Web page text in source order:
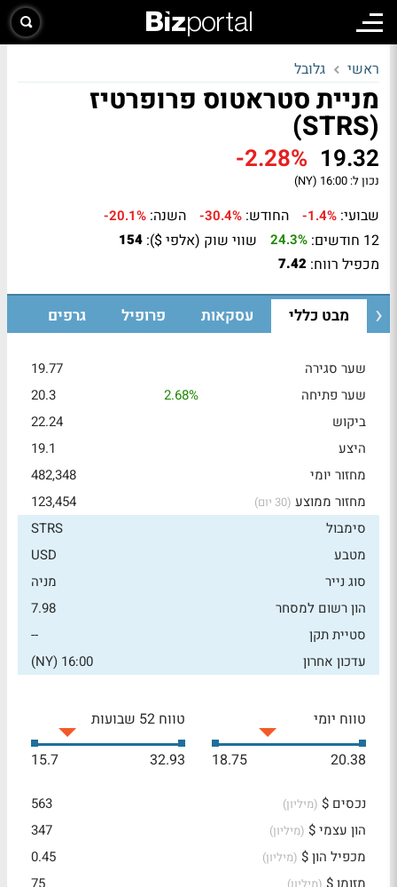
ראשי גלובל
מניית סטראטוס פרופרטיז
(STRS)
19.32
-2.28%
נכון ל: 16:00 (NY)
שבועי: -1.4% החודש: -30.4% השנה: -20.1%
12 חודשים: 24.3% שווי שוק (אלפי $): 154
מכפיל רווח: 7.42
מבט כללי עסקאות פרופיל גרפים
שער סגירה
19.77
שער פתיחה
2.68%
20.3
ביקוש
22.24
היצע
19.1
מחזור יומי
482,348
מחזור ממוצע (30 יום)
123,454
סימבול
STRS
מטבע
USD
סוג נייר
מניה
הון רשום למסחר
7.98
סטיית תקן
--
עדכון אחרון
16:00 (NY)
טווח יומי
20.38
18.75
טווח 52 שבועות
32.93
15.7
נכסים $ (מיליון)
563
הון עצמי $ (מיליון)
347
מכפיל הון $ (מיליון)
0.45